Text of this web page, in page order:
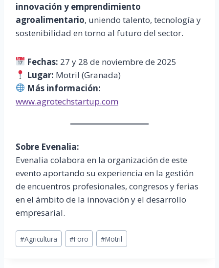
innovación y emprendimiento
agroalimentario, uniendo talento, tecnología y
sostenibilidad en torno al futuro del sector.
Fechas: 27 y 28 de noviembre de 2025
Lugar: Motril (Granada)
Más información:
www.agrotechstartup.com
Sobre Evenalia:
Evenalia colabora en la organización de este
evento aportando su experiencia en la gestión
de encuentros profesionales, congresos y ferias
en el ámbito de la innovación y el desarrollo
empresarial.
Etiquetas
de
la
#Agricultura #Foro #Motril